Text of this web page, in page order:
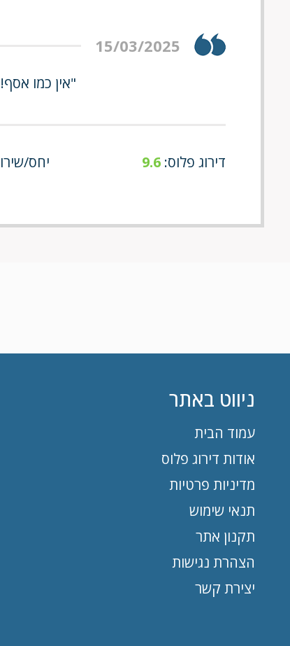
15/03/2025
"אין כמו
דירוג פלוס: 9.6 יחס/שירות:
ניווט באתר
עמוד הבית
אודות דירוג פלוס
מדיניות פרטיות
תנאי שימוש
תקנון אתר
הצהרת נגישות
יצירת קשר